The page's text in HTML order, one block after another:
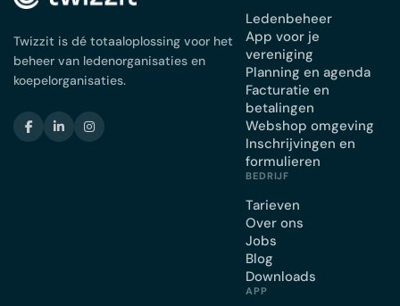
Twizzit is dé totaaloplossing voor het
beheer van ledenorganisaties en
koepelorganisaties.
Ledenbeheer
App voor je
vereniging
Planning en agenda
Facturatie en
betalingen
Webshop omgeving
Inschrijvingen en
formulieren
BEDRIJF
Tarieven
Over ons
Jobs
Blog
Downloads
APP